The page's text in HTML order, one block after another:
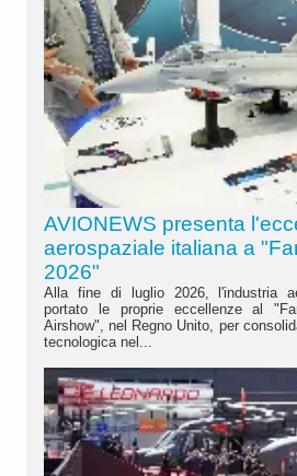
AVIONEWS presenta
aerospaziale italiana a
2026"
Alla fine di luglio 2026, l'industria
portato le proprie eccellenze al
Airshow", nel Regno Unito, per
tecnologica nel...